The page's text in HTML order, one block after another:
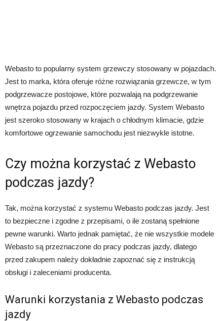
Webasto to popularny system grzewczy stosowany w pojazdach.
Jest to marka, która oferuje różne rozwiązania grzewcze, w tym
podgrzewacze postojowe, które pozwalają na podgrzewanie
wnętrza pojazdu przed rozpoczęciem jazdy. System Webasto
jest szeroko stosowany w krajach o chłodnym klimacie, gdzie
komfortowe ogrzewanie samochodu jest niezwykle istotne.
Czy można korzystać z Webasto
podczas jazdy?
Tak, można korzystać z systemu Webasto podczas jazdy. Jest
to bezpieczne i zgodne z przepisami, o ile zostaną spełnione
pewne warunki. Warto jednak pamiętać, że nie wszystkie modele
Webasto są przeznaczone do pracy podczas jazdy, dlatego
przed zakupem należy dokładnie zapoznać się z instrukcją
obsługi i zaleceniami producenta.
Warunki korzystania z Webasto podczas
jazdy